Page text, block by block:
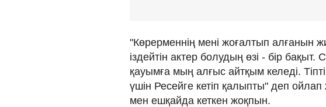
"Көрерменнің мені жо­ғал­тып алғанын
іздейтін актер болудың өзі - бір бақыт.
қауымға мың ал­ғыс айтқым келеді.
үшін Ресейге кетіп қа­лыпты" деп
мен ешқайда кеткен жоқпын.